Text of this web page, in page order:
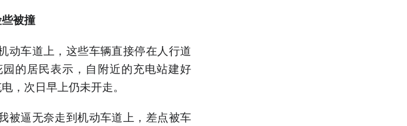
被撞
动车道上，这些车辆直接停在人行道
园的居民表示，自附近的充电站建好
，次日早上仍未开走。
被逼无奈走到机动车道上，差点被车